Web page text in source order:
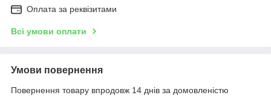
Оплата за реквізитами
Всі умови оплати
Умови повернення
Повернення товару впродовж 14 днів за домовленістю